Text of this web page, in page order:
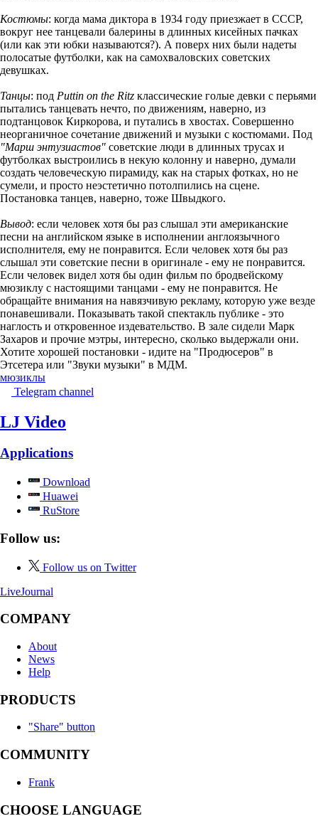
Костюмы: когда мама диктора в 1934 году приезжает в СССР,
вокруг нее танцевали балерины в длинных кисейных пачках
(или как эти юбки называются?). А поверх них были надеты
полосатые футболки, как на самохваловских советских
девушках.
Танцы: под Puttin on the Ritz классические голые девки с перьями
пытались танцевать нечто, по движениям, наверно, из
подтанцовок Киркорова, и путались в хвостах. Совершенно
неорганичное сочетание движений и музыки с костюмами. Под
"Марш энтузиастов" советские люди в длинных трусах и
футболках выстроились в некую колонну и наверно, думали
создать человеческую пирамиду, как на старых фотках, но не
сумели, и просто неэстетично потолпились на сцене.
Постановка танцев, наверно, тоже Швыдкого.
Вывод: если человек хотя бы раз слышал эти американские
песни на английском языке в исполнении англоязычного
исполнителя, ему не понравится. Если человек хотя бы раз
слышал эти советские песни в оригинале - ему не понравится.
Если человек видел хотя бы один фильм по бродвейскому
мюзиклу с настоящими танцами - ему не понравится. Не
обращайте внимания на навязчивую рекламу, которую уже везде
понавешивали. Показывать такой спектакль публике - это
наглость и откровенное издевательство. В зале сидели Марк
Захаров и прочие мэтры, интересно, сколько выдержали они.
Хотите хорошей постановки - идите на "Продюсеров" в
Этсетера или "Звуки музыки" в МДМ.
мюзиклы
Telegram channel
LJ Video
Applications
Download
Huawei
RuStore
Follow us:
Follow us on Twitter
LiveJournal
COMPANY
About
News
Help
PRODUCTS
"Share" button
COMMUNITY
Frank
CHOOSE LANGUAGE